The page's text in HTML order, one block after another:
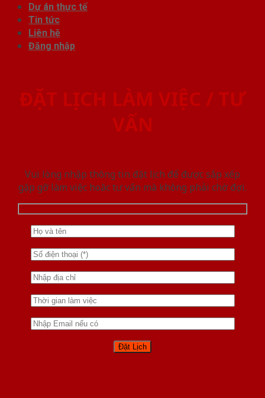
Dự án thực tế
Tin tức
Liên hệ
Đăng nhập
ĐẶT LỊCH LÀM VIỆC / TƯ
VẤN
Vui lòng nhập thông tin đặt lịch để được sắp xếp
gặp gỡ làm việc hoăc tư vấn mà không phải chờ đợi.